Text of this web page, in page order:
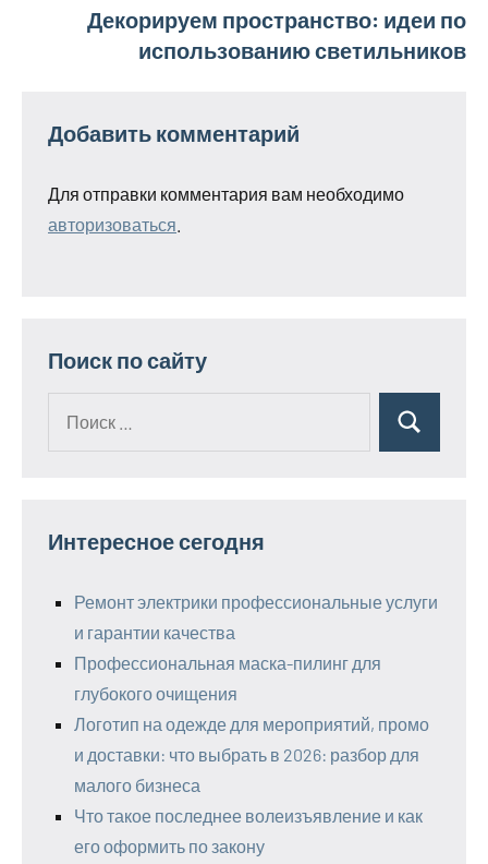
Декорируем пространство: идеи по
использованию светильников
Добавить комментарий
Для отправки комментария вам необходимо
авторизоваться
Поиск по сайту
Поиск
Интересное сегодня
Ремонт электрики профессиональные услуги
и гарантии качества
Профессиональная маска-пилинг для
глубокого очищения
Логотип на одежде для мероприятий, промо
и доставки: что выбрать в 2026: разбор для
малого бизнеса
Что такое последнее волеизъявление и как
его оформить по закону